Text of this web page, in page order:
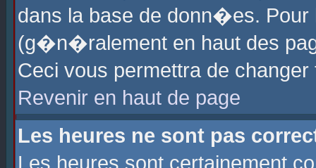
dans la base de donn�es.
(g�n�ralement en haut des
Ceci vous permettra de
Revenir en haut de page
Les heures ne sont pas
Les heures sont certainement